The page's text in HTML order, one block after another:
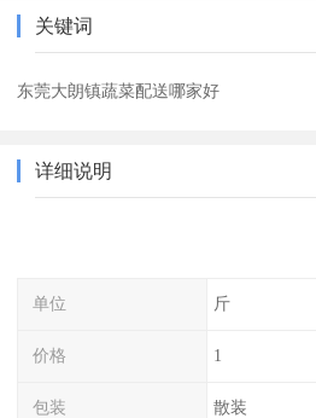
关键词
东莞大朗镇蔬菜配送哪家好
详细说明
单位 斤
价格 1
包装 散装